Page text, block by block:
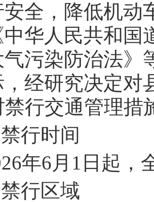
全，降低机动
华人民共和国
污染防治法》
，经研究决定对
禁行交通管理措
行时间
年6月1日起，
行区域